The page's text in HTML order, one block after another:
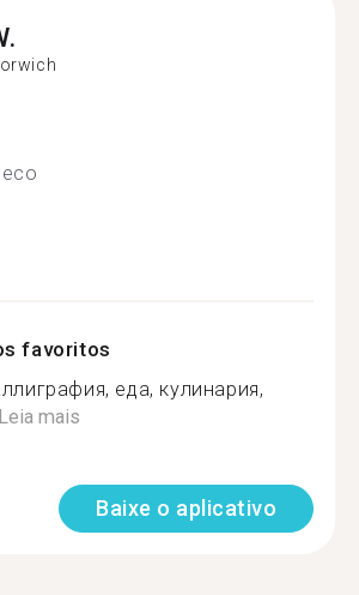
favoritos
еда, кулинария,
Leia mais
Baixe o aplicativo